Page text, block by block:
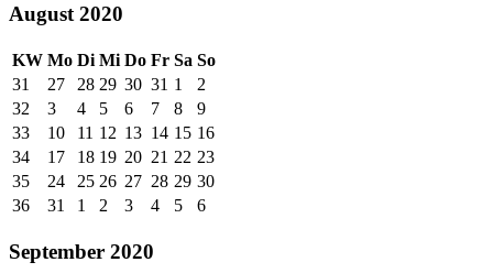
August 2020
KW Mo Di Mi Do Fr Sa So
31
27 28 29 30 31 1
2
32
3 4 5 6 7 8
9
33
10 11 12 13 14 15 16
34
17 18 19 20 21 22 23
35
24 25 26 27 28 29 30
36
31 1 2 3 4 5 6
September 2020